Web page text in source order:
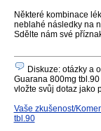
Některé kombinace
neblahé následky na
Sdělte nám své
Diskuze: otázky a
Guarana 800mg
vložte svůj dotaz jako
Vaše zkušenost/
tbl.90